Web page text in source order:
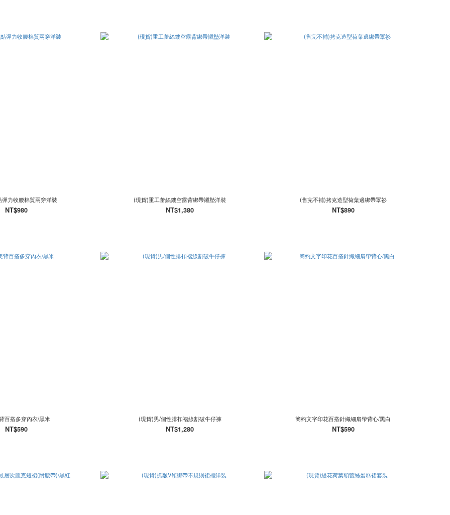
力收腰棉質兩穿洋裝
NT$980
(現貨)重工蕾絲鏤空露背綁帶襯墊洋裝
NT$1,380
(售完不補)拷克造型荷葉邊綁帶罩衫
NT$890
百搭多穿內衣/黑米
NT$590
(現貨)男/個性排扣褶線割破牛仔褲
NT$1,280
簡約文字印花百搭針織細肩帶背心/黑白
NT$590